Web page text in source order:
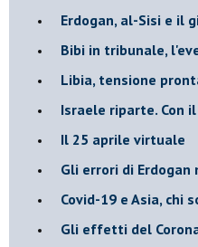
Erdogan, al-Sisi e il
Bibi in tribunale,
Libia, tensione
Israele riparte. Con
Il 25 aprile virtuale
Gli errori di
Covid-19 e Asia, chi
Gli effetti del